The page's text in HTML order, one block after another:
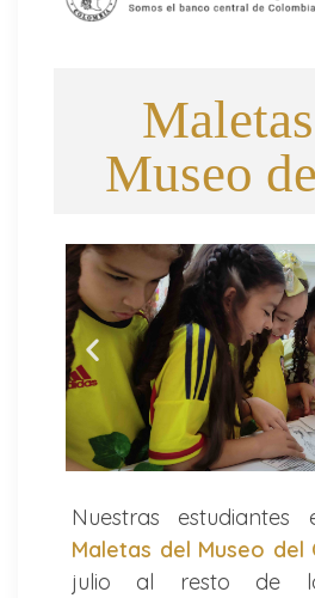
Museo
Nuestras estudiantes
Maletas del Museo del
julio al resto de